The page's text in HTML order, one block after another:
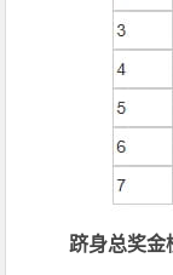
跻身总奖金